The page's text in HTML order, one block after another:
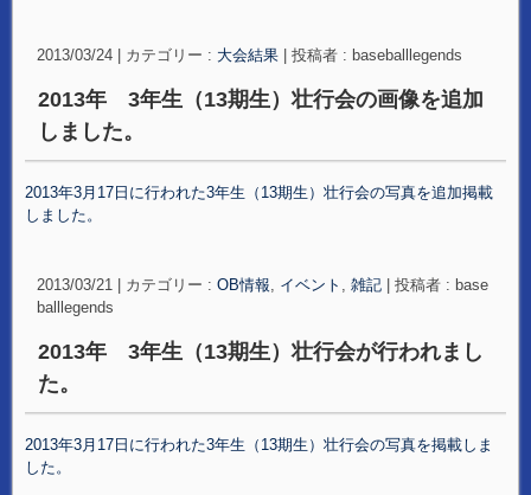
2013/03/24 カテゴリー : 大会結果 投稿者 : baseballlegends
2013年 3年生（13期生）壮行会の画像を追加
しました。
2013年3月17日に行われた3年生（13期生）壮行会の写真を追加掲載
しました。
2013/03/21 カテゴリー : OB情報, イベント , 雑記
投稿者 : base
balllegends
2013年 3年生（13期生）壮行会が行われまし
た。
2013年3月17日に行われた3年生（13期生）壮行会の写真を掲載しま
した。